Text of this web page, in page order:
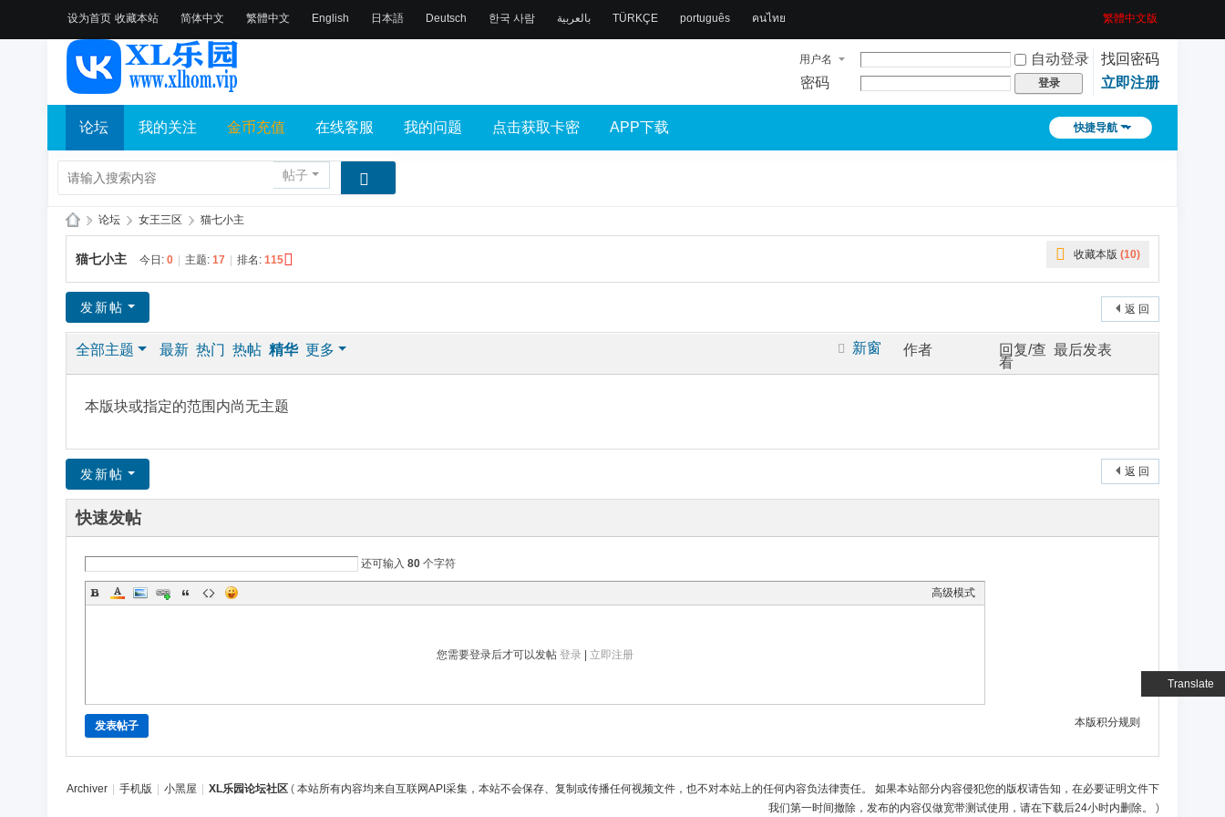
设为首页 收藏本站
Translate
简体中文 繁體中文 English 日本語 Deutsch 한국 사람 بالعربية TÜRKÇE português คนไทย 繁體中文版
用户名 自动登录
找回密码
密码
登录 立即注册
快捷导航
论坛 我的关注 金币充值 在线客服 我的问题 点击获取卡密 APP下载
帖子
乐
园
论
坛
» 论坛 › 女王三区 › 猫七小主
收藏本版 (10)
猫七小主 今日: 0 主题: 17 排名: 115
返 回
发新帖
新窗
全部主题 最新 热门 热帖 精华 更多 作者
回复/查
看
最后发表
本版块或指定的范围内尚无主题
返 回
发新帖
快速发帖
还可输入 80 个字符
高级模式
您需要登录后才可以发帖 登录 立即注册
本版积分规则
发表帖子
Archiver 手机版 小黑屋 XL乐园论坛社区 ( 本站所有内容均来自互联网API采集，本站不会保存、复制或传播任何视频文件，也不对本站上的任何内容负法律责任。 如果本站部分内容侵犯您的版权请告知，在必要证明文件下
我们第一时间撤除，发布的内容仅做宽带测试使用，请在下载后24小时内删除。
)